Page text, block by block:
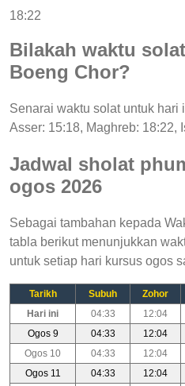
18:22
Bilakah waktu
Boeng Chor?
Senarai waktu solat untuk hari
Asser: 15:18, Maghreb: 18:22,
Jadwal sholat
ogos 2026
Sebagai tambahan kepada
tabla berikut menunjukkan
untuk setiap hari kursus ogos
Tarikh Subuh Zohor
Hari ini
04:33 12:04
Ogos 9
04:33 12:04
Ogos 10
04:33 12:04
Ogos 11
04:33 12:04